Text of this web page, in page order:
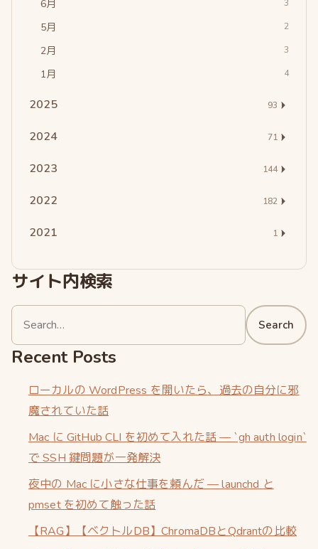
6月 3
5月 2
2月 3
1月 4
2025 93
2024 71
2023 144
2022 182
2021 1
サイト内検索
Search
Search
Recent Posts
ローカルの WordPress を開いたら、過去の自分に邪
魔されていた話
Mac に GitHub CLI を初めて入れた話 — `gh auth login`
で SSH 鍵問題が一発解決
夜中の Mac に小さな仕事を頼んだ — launchd と
pmset を初めて触った話
【RAG】【ベクトルDB】ChromaDBとQdrantの比較